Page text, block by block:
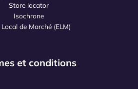
Store locator
Isochrone
de Marché (ELM)
et conditions